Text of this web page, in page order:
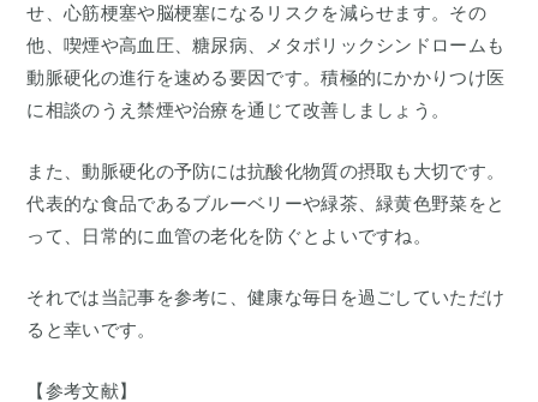
せ、心筋梗塞や脳梗塞になるリスクを減らせます。その
他、喫煙や高血圧、糖尿病、メタボリックシンドロームも
動脈硬化の進行を速める要因です。積極的にかかりつけ医
に相談のうえ禁煙や治療を通じて改善しましょう。
また、動脈硬化の予防には抗酸化物質の摂取も大切です。
代表的な食品であるブルーベリーや緑茶、緑黄色野菜をと
って、日常的に血管の老化を防ぐとよいですね。
それでは当記事を参考に、健康な毎日を過ごしていただけ
ると幸いです。
【参考文献】